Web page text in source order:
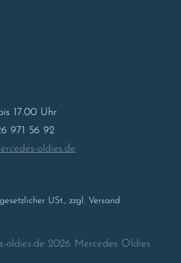
17.00 Uhr
971 56 92
oldies.de
USt., zzgl. Versand
oldies.de 2026 Mercedes Oldies